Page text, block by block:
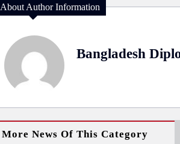
About Author Information
Bangladesh
More News Of This Category